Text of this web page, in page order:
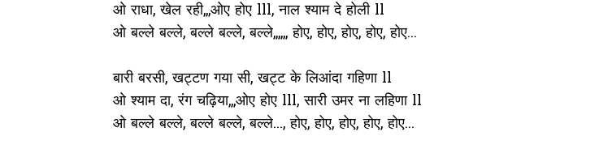
ओ राधा, खेल रही,,,ओए होए lll, नाल श्याम दे होली ll
ओ बल्ले बल्ले, बल्ले बल्ले, बल्ले,,,,,, होए, होए, होए, होए, होए...
बारी बरसी, खट्टण गया सी, खट्ट के लिआंदा गहिणा ll
ओ श्याम दा, रंग चढ़िया,,,ओए होए lll, सारी उमर ना लहिणा ll
ओ बल्ले बल्ले, बल्ले बल्ले, बल्ले..., होए, होए, होए, होए, होए...